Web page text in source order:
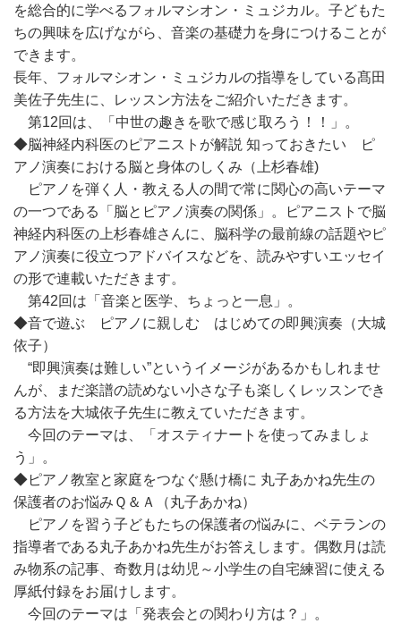
を総合的に学べるフォルマシオン・ミュジカル。子どもた
ちの興味を広げながら、音楽の基礎力を身につけることが
できます。
長年、フォルマシオン・ミュジカルの指導をしている髙田
美佐子先生に、レッスン方法をご紹介いただきます。
第12回は、「中世の趣きを歌で感じ取ろう！！」。
◆脳神経内科医のピアニストが解説 知っておきたい ピ
アノ演奏における脳と身体のしくみ（上杉春雄)
ピアノを弾く人・教える人の間で常に関心の高いテーマ
の一つである「脳とピアノ演奏の関係」。ピアニストで脳
神経内科医の上杉春雄さんに、脳科学の最前線の話題やピ
アノ演奏に役立つアドバイスなどを、読みやすいエッセイ
の形で連載いただきます。
第42回は「音楽と医学、ちょっと一息」。
◆音で遊ぶ ピアノに親しむ はじめての即興演奏（大城
依子）
“即興演奏は難しい”というイメージがあるかもしれませ
んが、まだ楽譜の読めない小さな子も楽しくレッスンでき
る方法を大城依子先生に教えていただきます。
今回のテーマは、「オスティナートを使ってみましょ
う」。
◆ピアノ教室と家庭をつなぐ懸け橋に 丸子あかね先生の
保護者のお悩みＱ＆Ａ（丸子あかね）
ピアノを習う子どもたちの保護者の悩みに、ベテランの
指導者である丸子あかね先生がお答えします。偶数月は読
み物系の記事、奇数月は幼児～小学生の自宅練習に使える
厚紙付録をお届けします。
今回のテーマは「発表会との関わり方は？」。